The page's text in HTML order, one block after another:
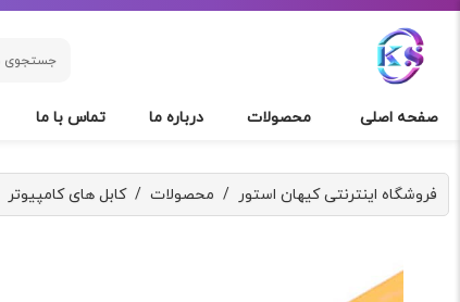
صفحه اصلی محصولات درباره ما تماس با ما
فروشگاه اینترنتی کیهان استور / محصولات /کابل های کامپیوتر